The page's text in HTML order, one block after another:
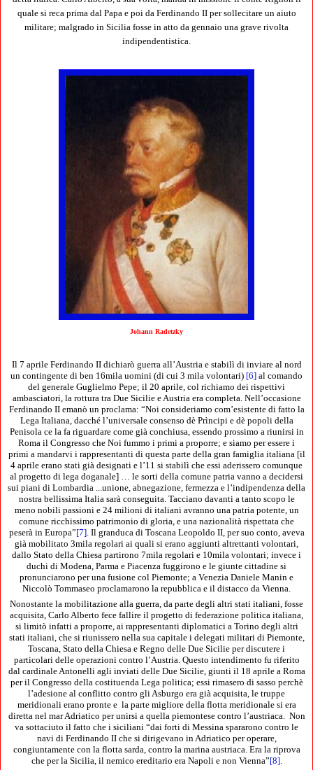
quale si reca prima dal Papa e poi da Ferdinando II per sollecitare un aiuto
militare; malgrado in Sicilia fosse in atto da gennaio una grave rivolta
indipendentistica.
Johann Radetzky
Il 7 aprile Ferdinando II dichiarò guerra all’Austria e stabilì di inviare al nord
un contingente di ben 16mila uomini (di cui 3 mila volontari) [6] al comando
del generale Guglielmo Pepe; il 20 aprile, col richiamo dei rispettivi
ambasciatori, la rottura tra Due Sicilie e Austria era completa. Nell’occasione
Ferdinando II emanò un proclama: “Noi consideriamo com’esistente di fatto la
Lega Italiana, dacché l’universale consenso dè Prìncipi e dè popoli della
Penisola ce la fa riguardare come già conchiusa, essendo prossimo a riunirsi in
Roma il Congresso che Noi fummo i primi a proporre; e siamo per essere i
primi a mandarvi i rappresentanti di questa parte della gran famiglia italiana [il
4 aprile erano stati già designati e l’11 si stabilì che essi aderissero comunque
al progetto di lega doganale] … le sorti della comune patria vanno a decidersi
sui piani di Lombardia ...unione, abnegazione, fermezza e l’indipendenza della
nostra bellissima Italia sarà conseguita. Tacciano davanti a tanto scopo le
meno nobili passioni e 24 milioni di italiani avranno una patria potente, un
comune ricchissimo patrimonio di gloria, e una nazionalità rispettata che
peserà in Europa”[7]. Il granduca di Toscana Leopoldo II, per suo conto, aveva
già mobilitato 3mila regolari ai quali si erano aggiunti altrettanti volontari,
dallo Stato della Chiesa partirono 7mila regolari e 10mila volontari; invece i
duchi di Modena, Parma e Piacenza fuggirono e le giunte cittadine si
pronunciarono per una fusione col Piemonte; a Venezia Daniele Manin e
Niccolò Tommaseo proclamarono la repubblica e il distacco da Vienna.
Nonostante la mobilitazione alla guerra, da parte degli altri stati italiani, fosse
acquisita, Carlo Alberto fece fallire il progetto di federazione politica italiana,
si limitò infatti a proporre, ai rappresentanti diplomatici a Torino degli altri
stati italiani, che si riunissero nella sua capitale i delegati militari di Piemonte,
Toscana, Stato della Chiesa e Regno delle Due Sicilie per discutere i
particolari delle operazioni contro l’Austria. Questo intendimento fu riferito
dal cardinale Antonelli agli inviati delle Due Sicilie, giunti il 18 aprile a Roma
per il Congresso della costituenda Lega politica; essi rimasero di sasso perchè
l’adesione al conflitto contro gli Asburgo era già acquisita, le truppe
meridionali erano pronte e la parte migliore della flotta meridionale si era
diretta nel mar Adriatico per unirsi a quella piemontese contro l’austriaca. Non
va sottaciuto il fatto che i siciliani “dai forti di Messina spararono contro le
navi di Ferdinando II che si dirigevano in Adriatico per operare,
congiuntamente con la flotta sarda, contro la marina austriaca. Era la riprova
che per la Sicilia, il nemico ereditario era Napoli e non Vienna”[8].